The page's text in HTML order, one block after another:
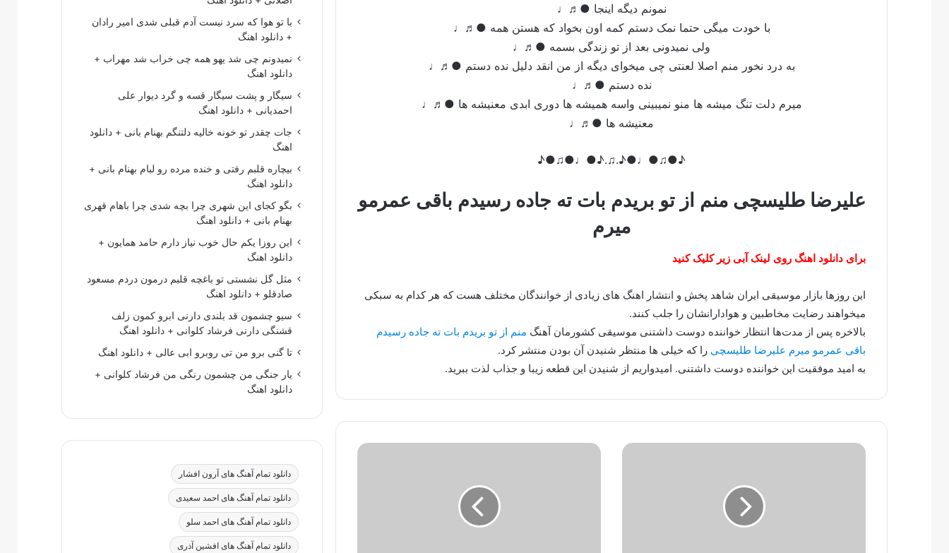
نمونم دیگه اینجا ●♬♩
با خودت میگی حتما نمک دستم کمه اون بخواد که هستن همه ●♬♩
ولی نمیدونی بعد از تو زندگی بسمه ●♬♩
به درد نخور منم اصلا لعنتی چی میخوای دیگه از من انقد دلیل نده دستم ●♬♩
نده دستم ●♬♩
میرم دلت تنگ میشه ها منو نمیبینی واسه همیشه ها دوری ابدی معنیشه ها ●♬♩
معنیشه ها ●♬♩
♪●♫●♩●♪.♫.♪●♩●♫●♪
علیرضا طلیسچی منم از تو بریدم بات ته جاده رسیدم باقی عمرمو
میرم
برای دانلود اهنگ روی لینک آبی زیر کلیک کنید
این روزها بازار موسیقی ایران شاهد پخش و انتشار اهنگ های زیادی از خوانندگان مختلف هست که هر کدام به سبکی
میخواهند رضایت مخاطبین و هوادارانشان را جلب کنند.
بالاخره پس از مدت‌ها انتظار خواننده دوست داشتنی موسیقی کشورمان آهنگ منم از تو بریدم بات ته جاده رسیدم
باقی عمرمو میرم علیرضا طلیسچی را که خیلی ها منتظر شنیدن آن بودن منتشر کرد.
به امید موفقیت این خواننده دوست داشتنی. امیدواریم از شنیدن این قطعه زیبا و جذاب لذت ببرید.
با تو هوا که سرد نیست آدم قبلی شدی امیر رادان
+ دانلود اهنگ
نمیدونم چی شد یهو همه چی خراب شد مهراب +
دانلود اهنگ
سیگار و پشت سیگار قسه و گرد دیوار علی
احمدیانی + دانلود اهنگ
جات چقدر تو خونه خالیه دلتنگم بهنام بانی + دانلود
اهنگ
بیچاره قلبم رفتی و خنده مرده رو لبام بهنام بانی +
دانلود اهنگ
بگو کجای این شهری چرا بچه شدی چرا باهام قهری
بهنام بانی + دانلود اهنگ
این روزا یکم حال خوب نیاز دارم حامد همایون +
دانلود اهنگ
مثل گل نشستی تو باغچه قلبم درمون دردم مسعود
صادقلو + دانلود اهنگ
سیو چشمون قد بلندی دارنی ابرو کمون زلف
قشنگی دارنی فرشاد کلوانی + دانلود اهنگ
تا گنی برو من تی روبرو ابی عالی + دانلود اهنگ
یار جنگی من چشمون رنگی من فرشاد کلوانی +
دانلود اهنگ
دانلود تمام آهنگ های آرون افشار
دانلود تمام آهنگ های احمد سعیدی
دانلود تمام آهنگ های احمد سلو
دانلود تمام آهنگ های افشین آذری